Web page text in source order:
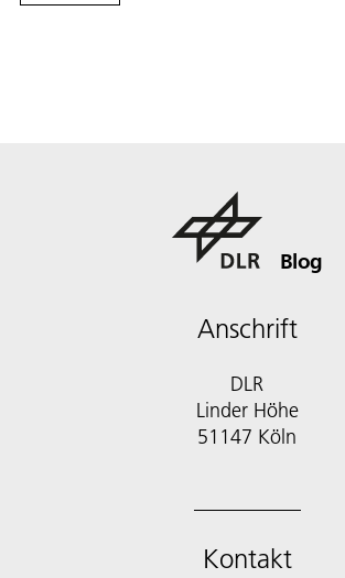
Blog
Anschrift
DLR
Linder Höhe
51147 Köln
Kontakt